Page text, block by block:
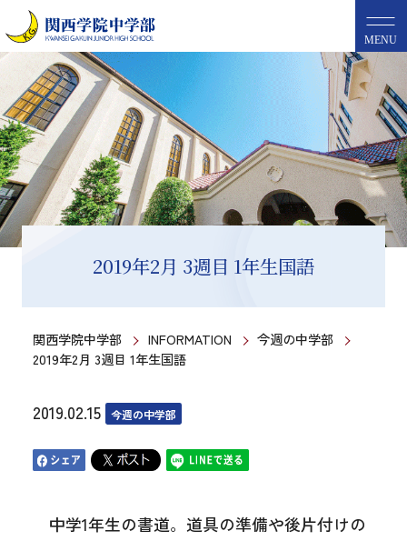
MENU
2019年2月 3週目 1年生国語
関西学院中学部 INFORMATION
今週の中学部
2019年2月 3週目 1年生国語
2019.02.15 今週の中学部
中学1年生の書道。道具の準備や後片付けの